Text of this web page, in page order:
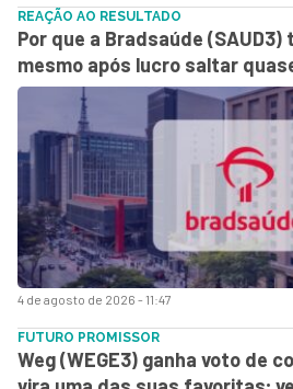
4 de agosto de 2026 - 11:47
REAÇÃO AO RESULTADO
Por que a Bradsaúde (SAUD3)
mesmo após lucro saltar
FUTURO PROMISSOR
Weg (WEGE3) ganha voto de